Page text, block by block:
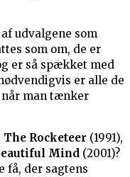
udvalgene som
som om, de er
er så spækket med
er alle de
man tænker
The Rocketeer (1991),
Mind (2001)?
få, der sagtens